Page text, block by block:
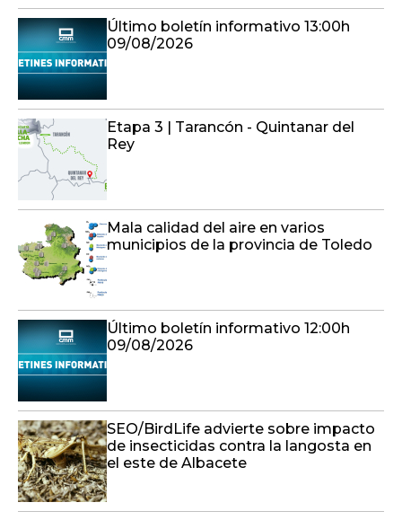
Último boletín informativo 13:00h
09/08/2026
Etapa 3 | Tarancón - Quintanar del
Rey
Mala calidad del aire en varios
municipios de la provincia de Toledo
Último boletín informativo 12:00h
09/08/2026
SEO/BirdLife advierte sobre impacto
de insecticidas contra la langosta en
el este de Albacete